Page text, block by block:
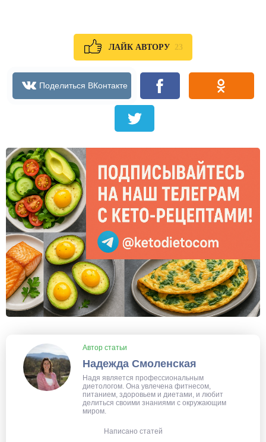
ЛАЙК АВТОРУ 23
Автор статьи
Надежда Смоленская
Надя является профессиональным
диетологом. Она увлечена фитнесом,
питанием, здоровьем и диетами, и любит
делиться своими знаниями с окружающим
миром.
Написано статей